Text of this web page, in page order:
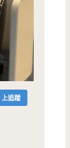
追蹤